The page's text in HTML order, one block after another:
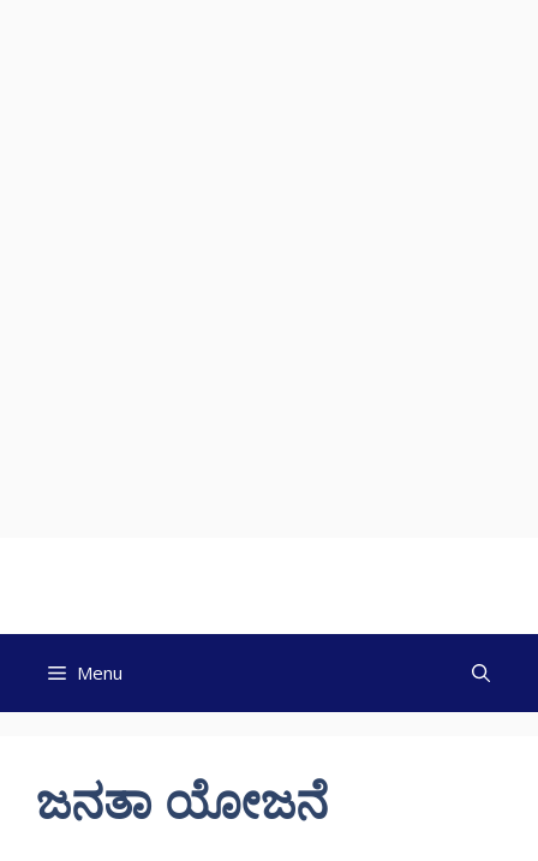
Menu
ಜನತಾ ಯೋಜನೆ